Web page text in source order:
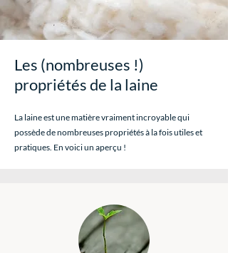
Les (nombreuses !)
propriétés de la laine
La laine est une matière vraiment incroyable qui
possède de nombreuses propriétés à la fois utiles et
pratiques. En voici un aperçu !